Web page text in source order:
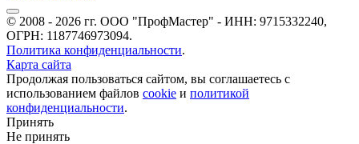
© 2008 - 2026 гг. ООО "ПрофМастер" - ИНН: 9715332240,
ОГРН: 1187746973094.
Политика конфиденциальности.
Карта сайта
Продолжая пользоваться сайтом, вы соглашаетесь с
использованием файлов cookie и политикой
конфиденциальности.
Принять
Не принять